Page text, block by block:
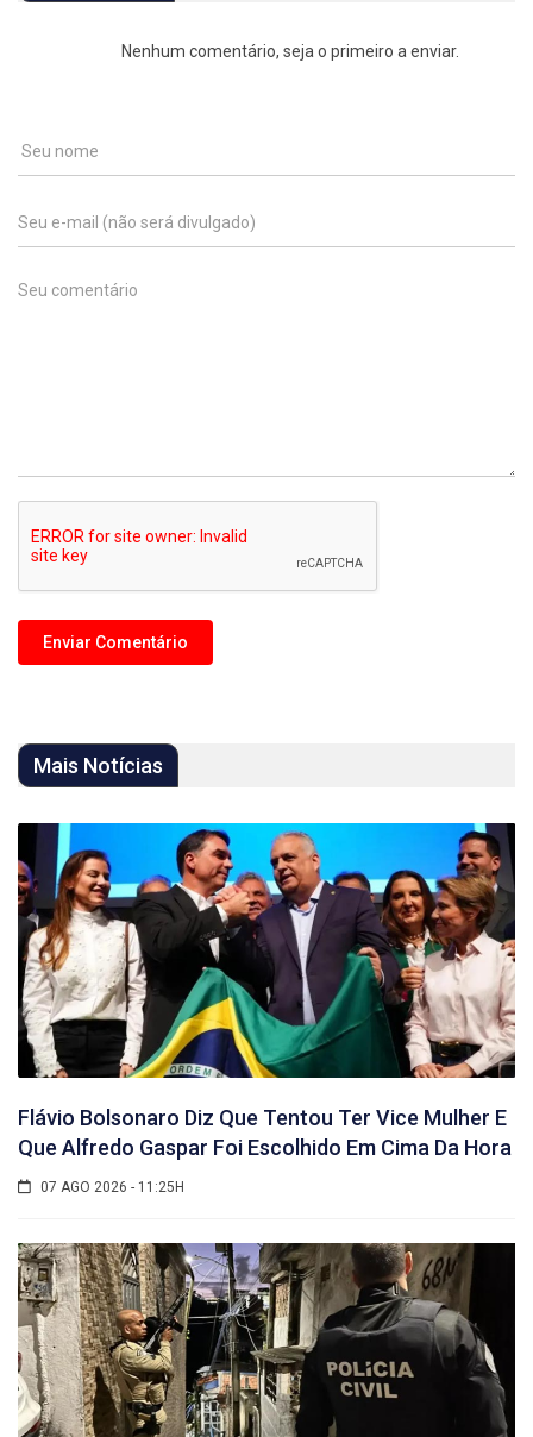
Nenhum comentário, seja o primeiro a enviar.
Mais Notícias
Flávio Bolsonaro Diz Que Tentou Ter Vice Mulher E
Que Alfredo Gaspar Foi Escolhido Em Cima Da Hora
07 AGO 2026 - 11:25H